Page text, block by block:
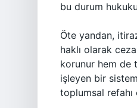
bu durum
Öte yandan,
haklı olarak
korunur hem de
işleyen bir
toplumsal refahı